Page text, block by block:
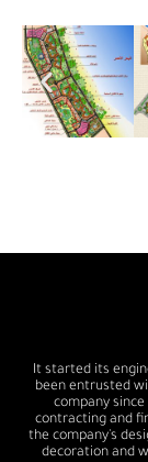
It started its
been entrusted
company
contracting and
the company's
decoration and